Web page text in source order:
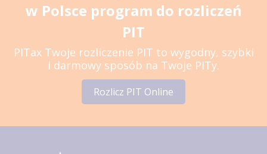
w Polsce program do rozliczeń
PIT
PITax Twoje rozliczenie PIT to wygodny, szybki
i darmowy sposób na Twoje PITy.
Rozlicz PIT Online